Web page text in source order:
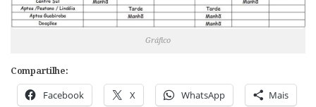
Gráfico
Compartilhe:
Facebook X WhatsApp Mais